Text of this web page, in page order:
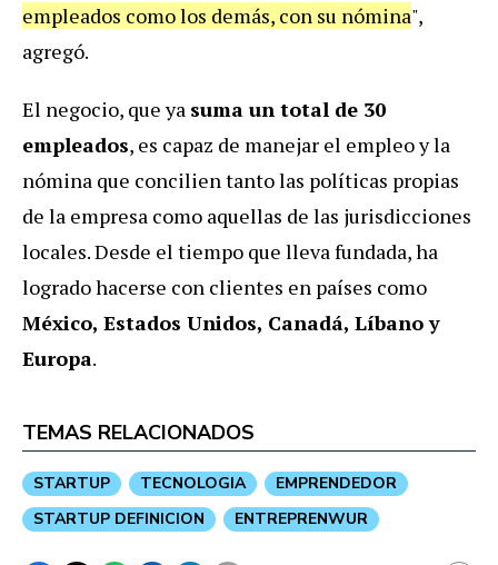
empleados como los demás, con su nómina",
agregó.
El negocio, que ya suma un total de 30
empleados, es capaz de manejar el empleo y la
nómina que concilien tanto las políticas propias
de la empresa como aquellas de las jurisdicciones
locales. Desde el tiempo que lleva fundada, ha
logrado hacerse con clientes en países como
México, Estados Unidos, Canadá, Líbano y
Europa.
TEMAS RELACIONADOS
STARTUP TECNOLOGIA
EMPRENDEDOR
STARTUP DEFINICION
ENTREPRENWUR